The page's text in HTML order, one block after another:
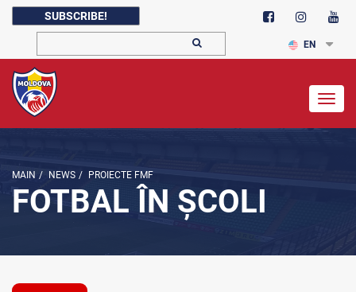
SUBSCRIBE!
EN
MAIN / NEWS / PROIECTE FMF
FOTBAL ÎN ȘCOLI